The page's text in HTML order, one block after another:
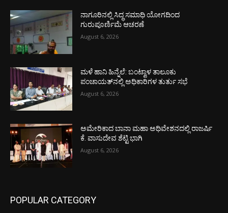
ನಾಗೂರಿನಲ್ಲಿ ಸಿದ್ಧ ಸಮಾಧಿ ಯೋಗದಿಂದ
ಗುರುಪೂರ್ಣಿಮೆ ಆಚರಣೆ
August 6, 2026
ಮಳೆ ಹಾನಿ ಹಿನ್ನೆಲೆ: ಬಂಟ್ವಾಳ ತಾಲೂಕು
ಪಂಚಾಯತ್‌ನಲ್ಲಿ ಅಧಿಕಾರಿಗಳ ತುರ್ತು ಸಭೆ
August 6, 2026
ಅಮೇರಿಕಾದ ಬಾನಾ ಮಹಾ ಅಧಿವೇಶನದಲ್ಲಿ ರಾಜರ್ಷಿ
ಕೆ. ವಾಸುದೇವ ಶೆಟ್ಟಿ ಭಾಗಿ
August 6, 2026
POPULAR CATEGORY